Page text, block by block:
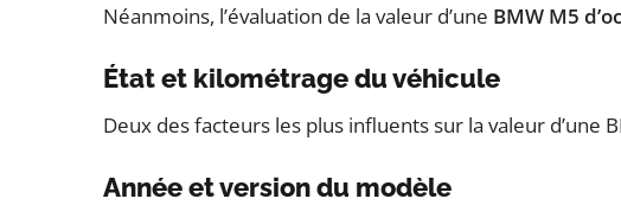
Néanmoins, l’évaluation de la valeur d’une BMW M5
État et kilométrage du véhicule
Deux des facteurs les plus influents sur la valeur
Année et version du modèle